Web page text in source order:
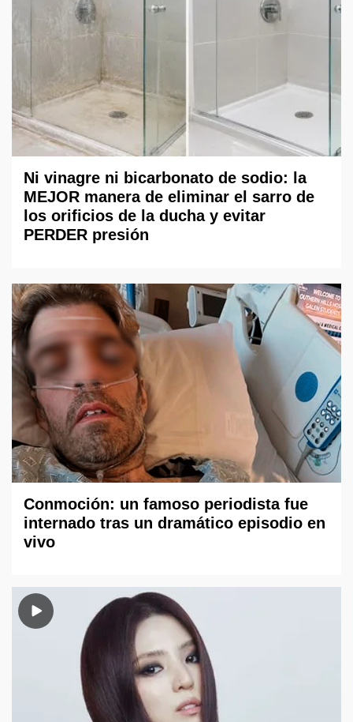
Ni vinagre ni bicarbonato de sodio: la
MEJOR manera de eliminar el sarro de
los orificios de la ducha y evitar
PERDER presión
Conmoción: un famoso periodista fue
internado tras un dramático episodio en
vivo